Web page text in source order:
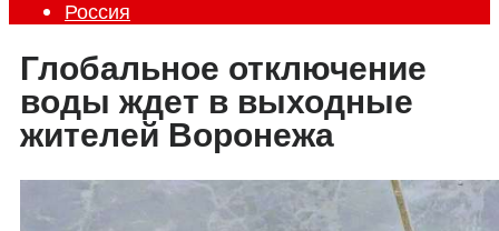
Россия
Глобальное отключение
воды ждет в выходные
жителей Воронежа